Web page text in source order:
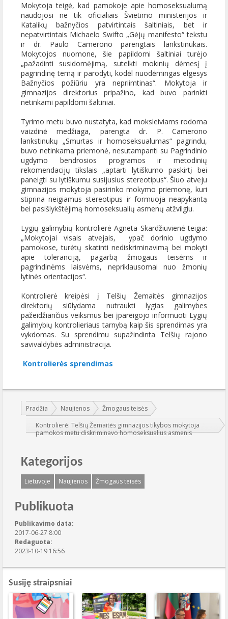
Mokytoja teigė, kad pamokoje apie homoseksualumą
naudojosi ne tik oficialiais Švietimo ministerijos ir
Katalikų bažnyčios patvirtintais šaltiniais, bet ir
nepatvirtintais Michaelo Swifto „Gėjų manifesto“ tekstu
ir dr. Paulo Camerono parengtais lankstinukais.
Mokytojos nuomone, šie papildomi šaltiniai turėjo
„pažadinti susidomėjimą, sutelkti mokinių dėmesį į
pagrindinę temą ir parodyti, kodėl nuodėmingas elgesys
Bažnyčios požiūriu yra nepriimtinas“. Mokytoja ir
gimnazijos direktorius pripažino, kad buvo parinkti
netinkami papildomi šaltiniai.
Tyrimo metu buvo nustatyta, kad moksleiviams rodoma
vaizdinė medžiaga, parengta dr. P. Camerono
lankstinukų „Smurtas ir homoseksualumas“ pagrindu,
buvo netinkama priemonė, nesutampanti su Pagrindinio
ugdymo bendrosios programos ir metodinių
rekomendacijų tikslais „aptarti lytiškumo paskirtį bei
paneigti su lytiškumu susijusius stereotipus“. Šiuo atveju
gimnazijos mokytoja pasirinko mokymo priemonę, kuri
stiprina neigiamus stereotipus ir formuoja neapykantą
bei pasišlykštėjimą homoseksualių asmenų atžvilgiu.
Lygių galimybių kontrolierė Agneta Skardžiuvienė teigia:
„Mokytojai visais atvejais, ypač dorinio ugdymo
pamokose, turėtų skatinti nediskriminavimą bei mokyti
apie toleranciją, pagarbą žmogaus teisėms ir
pagrindinėms laisvėms, nepriklausomai nuo žmonių
lytinės orientacijos“.
Kontrolierė kreipėsi į Telšių Žemaitės gimnazijos
direktorių siūlydama nutraukti lygias galimybes
pažeidžiančius veiksmus bei įpareigojo informuoti Lygių
galimybių kontrolieriaus tarnybą kaip šis sprendimas yra
vykdomas. Su sprendimu supažindinta Telšių rajono
savivaldybės administracija.
Kontrolierės sprendimas
Jūs esate čia:
Pradžia Naujienos
Žmogaus teisės
Kontrolierė: Telšių Žemaitės gimnazijos tikybos mokytoja
pamokos metu diskriminavo homoseksualius asmenis
Kategorijos
Lietuvoje Naujienos Žmogaus teisės
Publikuota
Publikavimo data:
2017-06-27 8:00
Redaguota:
2023-10-19 16:56
Susiję straipsniai